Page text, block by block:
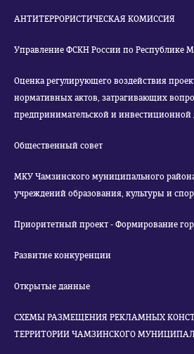
АНТИТЕРРОРИСТИЧЕСКАЯ КОМИССИЯ
Управление ФСКН России по Республике
Оценка регулирующего воздействия
нормативных актов, затрагивающих
предпринимательской и инвестиционной
Общественный совет
МКУ Чамзинского муниципального
учреждений образования, культуры и
Приоритетный проект - Формирование
Развитие конкуренции
Открытые данные
СХЕМЫ РАЗМЕЩЕНИЯ РЕКЛАМНЫХ
ТЕРРИТОРИИ ЧАМЗИНСКОГО